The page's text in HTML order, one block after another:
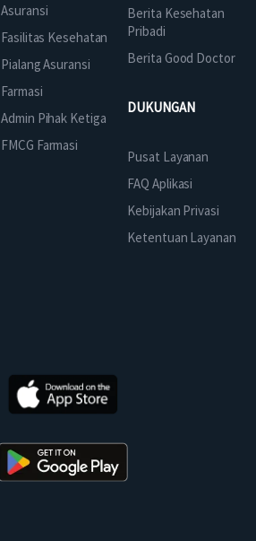
Asuransi
Fasilitas Kesehatan
Pialang Asuransi
Farmasi
Admin Pihak Ketiga
FMCG Farmasi
Berita Kesehatan
Pribadi
Berita Good Doctor
DUKUNGAN
Pusat Layanan
FAQ Aplikasi
Kebijakan Privasi
Ketentuan Layanan